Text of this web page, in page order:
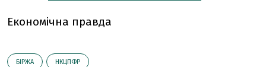
Економічна правда
БІРЖА НКЦПФР